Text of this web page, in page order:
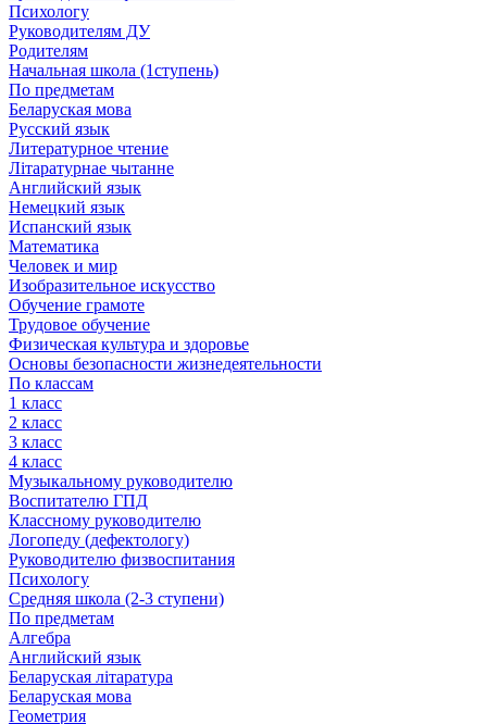
Психологу
Руководителям ДУ
Родителям
Начальная школа (1ступень)
По предметам
Беларуская мова
Русский язык
Литературное чтение
Літаратурнае чытанне
Английский язык
Немецкий язык
Испанский язык
Математика
Человек и мир
Изобразительное искусство
Обучение грамоте
Трудовое обучение
Физическая культура и здоровье
Основы безопасности жизнедеятельности
По классам
1 класс
2 класс
3 класс
4 класс
Музыкальному руководителю
Воспитателю ГПД
Классному руководителю
Логопеду (дефектологу)
Руководителю физвоспитания
Психологу
Средняя школа (2-3 ступени)
По предметам
Алгебра
Английский язык
Беларуская літаратура
Беларуская мова
Геометрия